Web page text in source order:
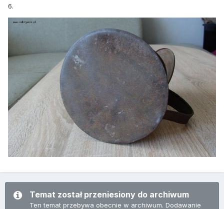
6.
Temat został przeniesiony do archiwum
Ten temat przebywa obecnie w archiwum. Dodawanie